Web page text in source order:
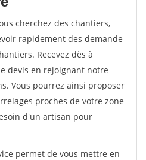
cherchez des chantiers,
rapidement des demande
Recevez dès à
devis en rejoignant notre
Vous pourrez ainsi proposer
proches de votre zone
d'un artisan pour
permet de vous mettre en